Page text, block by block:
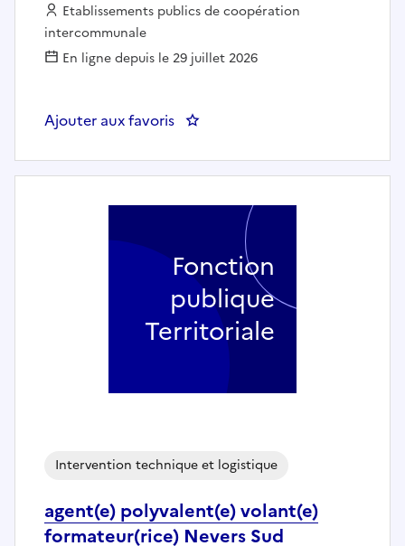
Employeur :
Etablissements publics de coopération
intercommunale
En ligne depuis le 29 juillet 2026
Ajouter aux favoris : Seconde d'office (17h30/
agent(e) polyvalent(e) volant(e)
formateur(rice) Nevers Sud
Intervention technique et logistique
Fonction
publique
Territoriale